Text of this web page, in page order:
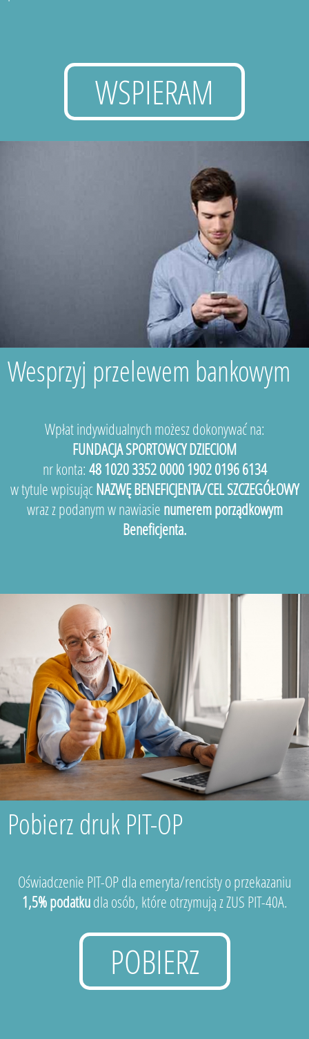
WSPIERAM
Wesprzyj przelewem bankowym
Wpłat indywidualnych możesz dokonywać na:
FUNDACJA SPORTOWCY DZIECIOM
nr konta: 48 1020 3352 0000 1902 0196 6134
w tytule wpisującNAZWĘ BENEFICJENTA/CEL SZCZEGÓŁOWY
wraz z podanym w nawiasie numerem porządkowym
Beneficjenta.
Pobierz druk PIT-OP
Oświadczenie PIT-OP dla emeryta/rencisty o przekazaniu
1,5% podatkudla osób, które otrzymują z ZUS PIT-40A.
POBIERZ